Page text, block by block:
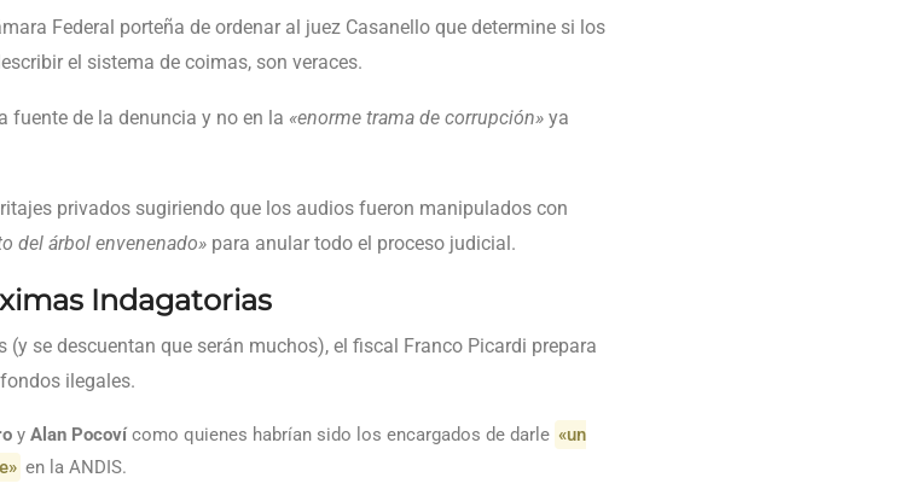
Federal porteña de ordenar al juez Casanello que determine si los
el sistema de coimas, son veraces.
fuente de la denuncia y no en la «enorme trama de corrupción» ya
privados sugiriendo que los audios fueron manipulados con
del árbol envenenado» para anular todo el proceso judicial.
Indagatorias
se descuentan que serán muchos), el fiscal Franco Picardi prepara
ilegales.
y Alan Pocoví como quienes habrían sido los encargados de darle «un
en la ANDIS.